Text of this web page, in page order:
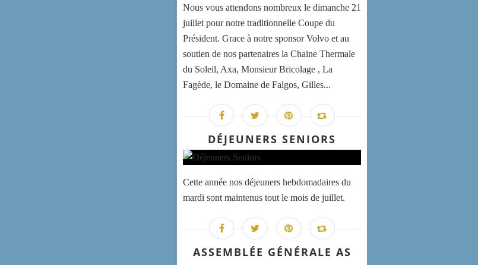
Nous vous attendons nombreux le dimanche 21
juillet pour notre traditionnelle Coupe du
Président. Grace à notre sponsor Volvo et au
soutien de nos partenaires la Chaine Thermale
du Soleil, Axa, Monsieur Bricolage , La
Fagède, le Domaine de Falgos, Gilles...
DÉJEUNERS SENIORS
Cette année nos déjeuners hebdomadaires du
mardi sont maintenus tout le mois de juillet.
ASSEMBLÉE GÉNÉRALE AS